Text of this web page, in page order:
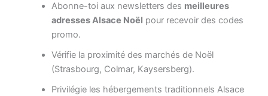
Abonne-toi aux newsletters des meilleures
adresses Alsace Noël pour recevoir des codes
promo.
Vérifie la proximité des marchés de Noël
(Strasbourg, Colmar, Kaysersberg).
Privilégie les hébergements traditionnels Alsace